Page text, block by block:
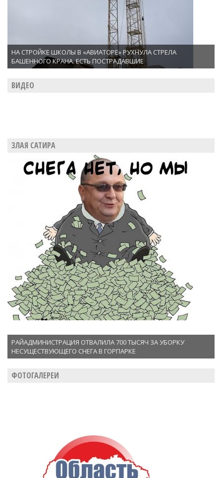
НА СТРОЙКЕ ШКОЛЫ В «АВИАТОРЕ» РУХНУЛА СТРЕЛА
БАШЕННОГО КРАНА. ЕСТЬ ПОСТРАДАВШИЕ
ВИДЕО
ЗЛАЯ САТИРА
РАЙАДМИНИСТРАЦИЯ ОТВАЛИЛА 700 ТЫСЯЧ ЗА УБОРКУ
НЕСУЩЕСТВУЮЩЕГО СНЕГА В ГОРПАРКЕ
ФОТОГАЛЕРЕИ